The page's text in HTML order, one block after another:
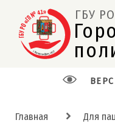
ГБУ
Главная Для